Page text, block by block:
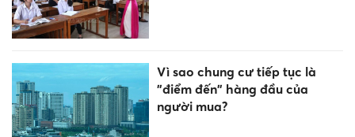
Vì sao chung cư tiếp tục là
"điểm đến" hàng đầu của
người mua?